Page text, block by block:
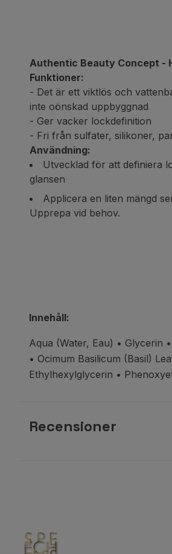
Authentic Beauty Concept -
Funktioner:
- Det är ett viktlös och
inte oönskad uppbyggnad
- Ger vacker lockdefinition
- Fri från sulfater, silikoner,
Användning:
Utvecklad för att definiera
glansen
Applicera en liten mängd
Upprepa vid behov.
Innehåll:
Aqua (Water, Eau) • Glycerin •
• Ocimum Basilicum (Basil)
Ethylhexylglycerin •
Recensioner